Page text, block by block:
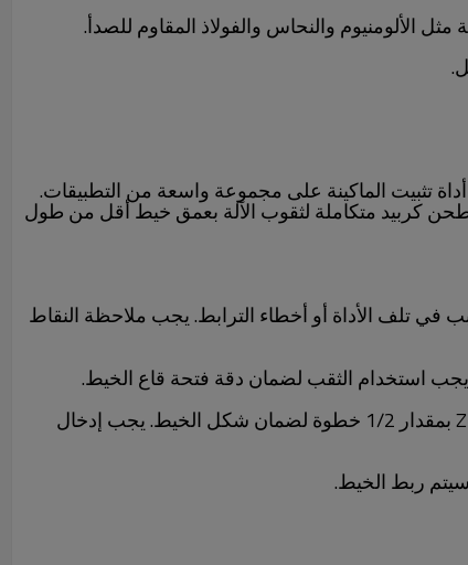
تثبيت الماكينة على مجموعة واسعة من التطبيقات.
كربيد متكاملة لثقوب الآلة بعمق خيط أقل من طول
تلف الأداة أو أخطاء الترابط. يجب ملاحظة النقاط
(2) عندما يتم قطع الأداة وإخراجها ، يجب استخدام مسار دائري ، عادة ما يكون 1/2 لفة للقطع أو القطع ، ويجب أن يسير المحور Z بمقدار 1/2 خطوة لضمان شكل الخيط. يجب إدخال